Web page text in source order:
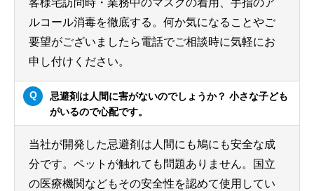
客様宅訪問時・業務中のマスクの着用、手指のア
ルコール消毒を徹底する。何か気になることやご
要望がございましたら電話でご相談時に気軽にお
申し付けください。
忌避剤は人間に害がないのでしょうか？ 小さな子ども
がいるので心配です。
当社が開発した忌避剤は人間にも鳩にも安全な成
分です。ペットが触れても問題ありません。国立
の医療機関などもその安全性を認めて使用してい